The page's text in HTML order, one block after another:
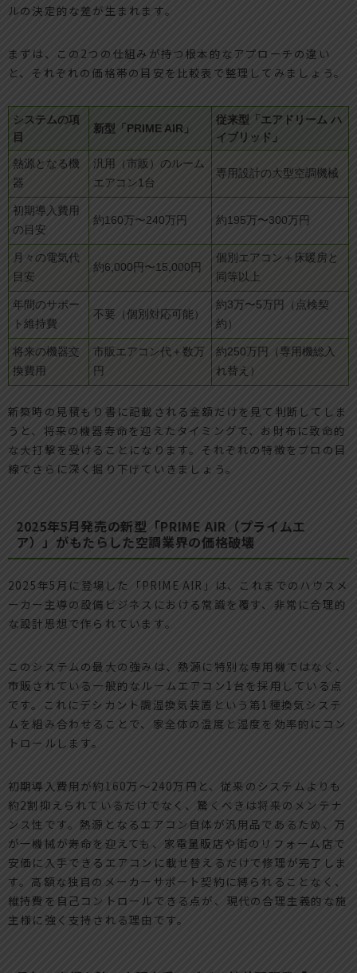
ルの決定的な差が生まれます。
まずは、この2つの仕組みが持つ根本的なアプローチの違い
と、それぞれの価格帯の目安を比較表で整理してみましょう。
システムの項
目
新型「PRIME AIR」
従来型「エアドリーム ハ
イブリッド」
熱源となる機
器
汎用（市販）のルーム
エアコン1台
専用設計の大型空調機械
初期導入費用
の目安
約160万〜240万円 約195万〜300万円
月々の電気代
目安
約6,000円〜15,000円
個別エアコン＋床暖房と
同等以上
年間のサポー
ト維持費
不要（個別対応可能）
約3万〜5万円（点検契
約）
将来の機器交
換費用
市販エアコン代＋数万
円
約250万円（専用機総入
れ替え）
新築時の見積もり書に記載される金額だけを見て判断してしま
うと、将来の機器寿命を迎えたタイミングで、お財布に致命的
な大打撃を受けることになります。それぞれの特徴をプロの目
線でさらに深く掘り下げていきましょう。
2025年5月発売の新型「PRIME AIR（プライムエ
ア）」がもたらした空調業界の価格破壊
2025年5月に登場した「PRIME AIR」は、これまでのハウスメ
ーカー主導の設備ビジネスにおける常識を覆す、非常に合理的
な設計思想で作られています。
このシステムの最大の強みは、熱源に特別な専用機ではなく、
市販されている一般的なルームエアコン1台を採用している点
です。これにデシカント調湿換気装置という第1種換気システ
ムを組み合わせることで、家全体の温度と湿度を効率的にコン
トロールします。
初期導入費用が約160万〜240万円と、従来のシステムよりも
約2割抑えられているだけでなく、驚くべきは将来のメンテナ
ンス性です。熱源となるエアコン自体が汎用品であるため、万
が一機械が寿命を迎えても、家電量販店や街のリフォーム店で
安価に入手できるエアコンに載せ替えるだけで修理が完了しま
す。高額な独自のメーカーサポート契約に縛られることなく、
維持費を自己コントロールできる点が、現代の合理主義的な施
主様に強く支持される理由です。